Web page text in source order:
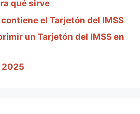
qué sirve
el Tarjetón del IMSS
un Tarjetón del IMSS en
2025